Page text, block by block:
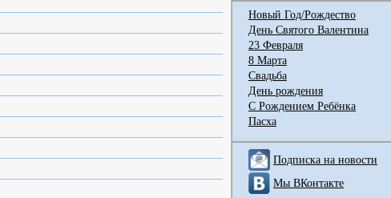
Новый Год/Рождество
День Святого Валентина
23 Февраля
8 Марта
Свадьба
День рождения
С Рождением Ребёнка
Пасха
Подписка на новости
Мы ВКонтакте